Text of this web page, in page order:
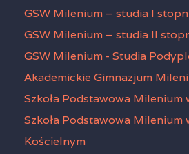
GSW Milenium – studia I
GSW Milenium – studia II
GSW Milenium - Studia
Akademickie Gimnazjum
Szkoła Podstawowa Milenium
Szkoła Podstawowa Milenium
Kościelnym